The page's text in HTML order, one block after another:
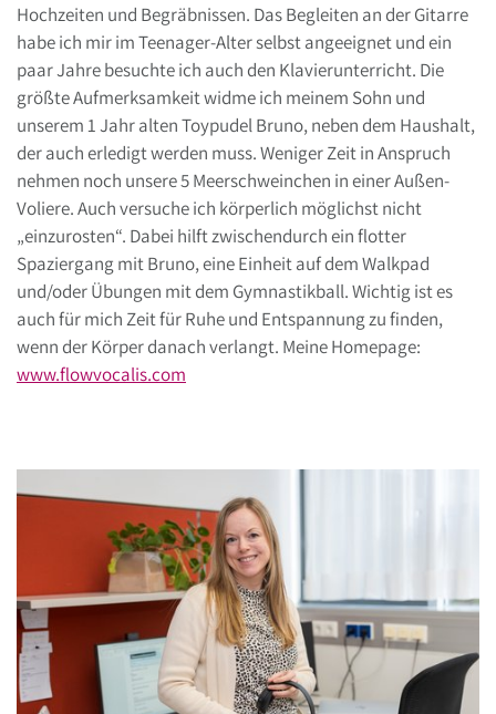
Hochzeiten und Begräbnissen. Das Begleiten an der Gitarre
habe ich mir im Teenager-Alter selbst angeeignet und ein
paar Jahre besuchte ich auch den Klavierunterricht. Die
größte Aufmerksamkeit widme ich meinem Sohn und
unserem 1 Jahr alten Toypudel Bruno, neben dem Haushalt,
der auch erledigt werden muss. Weniger Zeit in Anspruch
nehmen noch unsere 5 Meerschweinchen in einer Außen-
Voliere. Auch versuche ich körperlich möglichst nicht
„einzurosten“. Dabei hilft zwischendurch ein flotter
Spaziergang mit Bruno, eine Einheit auf dem Walkpad
und/oder Übungen mit dem Gymnastikball. Wichtig ist es
auch für mich Zeit für Ruhe und Entspannung zu finden,
wenn der Körper danach verlangt. Meine Homepage:
www.flowvocalis.com